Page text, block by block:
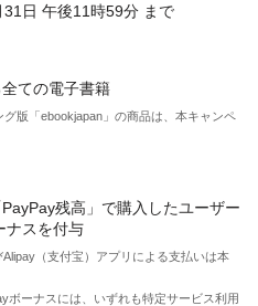
日 午後11時59分 まで
ての電子書籍
版「ebookjapan」の商品は、本キャンペ
残高」で購入したユーザー
ナスを付与
（支付宝）アプリによる支払いは本
ーナスには、いずれも特定サービス利用